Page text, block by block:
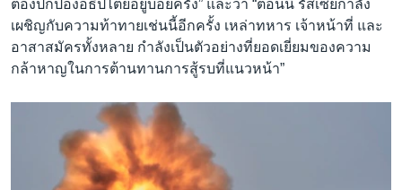
ต้องปกป้องอธิปไตยอยู่บ่อยครั้ง” และว่า “ตอนนี้ รัสเซียกำลัง
เผชิญกับความท้าทายเช่นนี้อีกครั้ง เหล่าทหาร เจ้าหน้าที่ และ
อาสาสมัครทั้งหลาย กำลังเป็นตัวอย่างที่ยอดเยี่ยมของความ
กล้าหาญในการต้านทานการสู้รบที่แนวหน้า”